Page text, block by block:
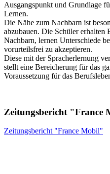
Ausgangspunkt und Grundlage
Lernen.
Die Nähe zum Nachbarn ist
abzubauen. Die Schüler
Nachbarn, lernen Unterschiede
vorurteilsfrei zu akzeptieren.
Diese mit der Spracherlernung
stellt eine Bereicherung für das
Voraussetzung für das
Zeitungsbericht "France
Zeitungsbericht "France Mobil"